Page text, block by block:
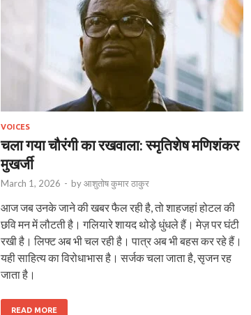
VOICES
चला गया चौरंगी का रखवाला: स्मृतिशेष मणिशंकर
मुखर्जी
March 1, 2026 - byआशुतोष कुमार ठाकुर
आज जब उनके जाने की खबर फैल रही है, तो शाहजहां होटल की
छवि मन में लौटती है। गलियारे शायद थोड़े धुंधले हैं। मेज़ पर घंटी
रखी है। लिफ्ट अब भी चल रही है। पात्र अब भी बहस कर रहे हैं।
यही साहित्य का विरोधाभास है। सर्जक चला जाता है, सृजन रह
जाता है।
READ MORE